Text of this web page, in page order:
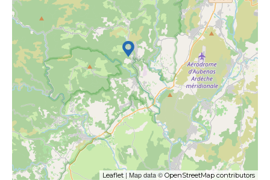
Leaflet | Map data © OpenStreetMap contributors